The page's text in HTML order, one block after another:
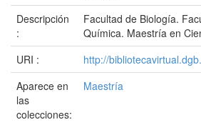
Descripción
:
Facultad de Biología.
Química. Maestría en
URI :
http://
Aparece en
las
colecciones:
Maestría